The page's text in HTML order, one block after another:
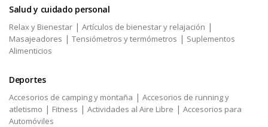
Salud y cuidado personal
Relax y Bienestar | Artículos de bienestar y relajación |
Masajeadores | Tensiómetros y termómetros | Suplementos
Alimenticios
Deportes
Accesorios de camping y montaña | Accesorios de running y
atletismo | Fitness | Actividades al Aire Libre | Accesorios para
Automóviles